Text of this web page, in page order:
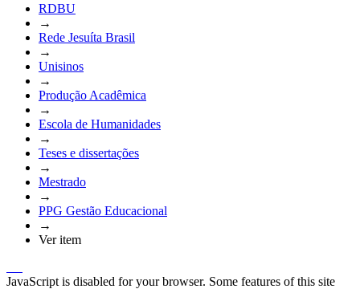
RDBU
→
Rede Jesuíta Brasil
→
Unisinos
→
Produção Acadêmica
→
Escola de Humanidades
→
Teses e dissertações
→
Mestrado
→
PPG Gestão Educacional
→
Ver item
JavaScript is disabled for your browser. Some features of this site